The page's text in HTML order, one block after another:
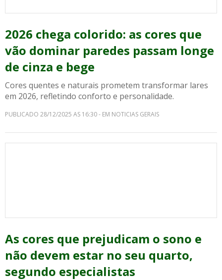
2026 chega colorido: as cores que
vão dominar paredes passam longe
de cinza e bege
Cores quentes e naturais prometem transformar lares
em 2026, refletindo conforto e personalidade.
PUBLICADO 28/12/2025 AS 16:30 - EM NOTICIAS GERAIS
As cores que prejudicam o sono e
não devem estar no seu quarto,
segundo especialistas